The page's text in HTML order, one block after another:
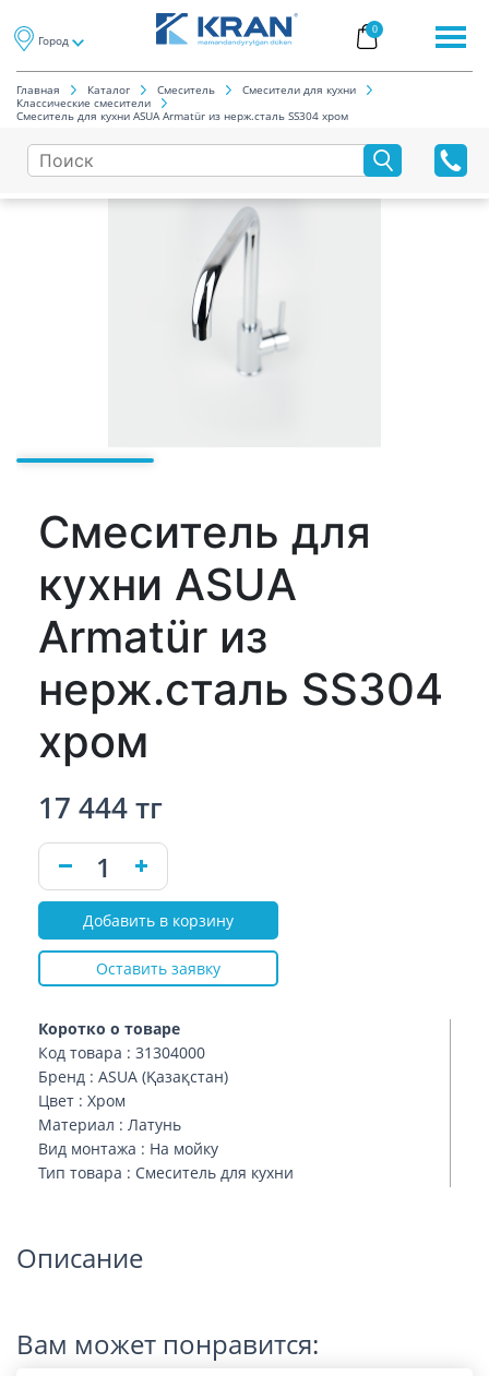
Город
0
Главная Каталог Смеситель
Смесители для кухни
Классические смесители
Смеситель для кухни ASUA Armatür из нерж.сталь SS304 хром
Смеситель для
кухни ASUA
Armatür из
нерж.сталь SS304
хром
Коротко о товаре
Код товара : 31304000
Бренд : ASUA (Қазақстан)
Цвет : Хром
Материал : Латунь
Вид монтажа : На мойку
Тип товара : Смеситель для кухни
17 444 тг
Добавить в корзину
Оставить заявку
Описание
Вам может понравится: